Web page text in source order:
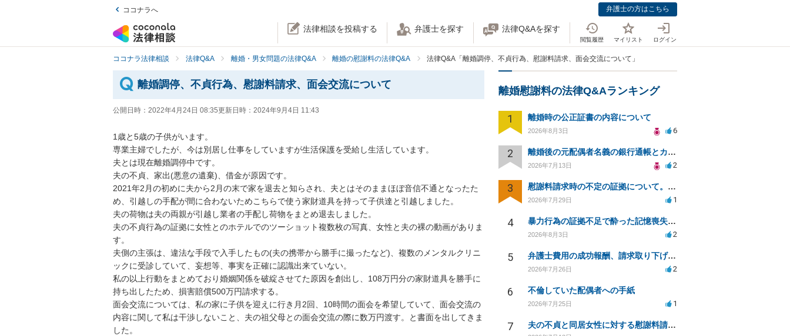
ココナラへ 弁護士の方はこちら
法律相談を投稿する 弁護士を探す 法律Q&Aを探す
閲覧履歴 マイリスト ログイン
ココナラ法律相談 法律Q&A 離婚・男女問題の法律Q&A 離婚の慰謝料の法律Q&A 法律Q&A「離婚調停、不貞行為、慰謝料請求、面会交流について」
離婚調停、不貞行為、慰謝料請求、面会交流について
公開日時： 2022年4月24日 08:35更新日時： 2024年9月4日 11:43
1歳と5歳の子供がいます。
専業主婦でしたが、今は別居し仕事をしていますが生活保護を受給し生活しています。
夫とは現在離婚調停中です。
夫の不貞、家出(悪意の遺棄)、借金が原因です。
2021年2月の初めに夫から2月の末で家を退去と知らされ、夫とはそのままほぼ音信不通となったた
め、引越しの手配が間に合わないためこちらで使う家財道具を持って子供達と引越しました。
夫の荷物は夫の両親が引越し業者の手配し荷物をまとめ退去しました。
夫の不貞行為の証拠に女性とのホテルでのツーショット複数枚の写真、女性と夫の裸の動画がありま
す。
夫側の主張は、違法な手段で入手したもの(夫の携帯から勝手に撮ったなど)、複数のメンタルクリニ
ックに受診していて、妄想等、事実を正確に認識出来ていない。
私の以上行動をまとめており婚姻関係を破綻させてた原因を創出し、108万円分の家財道具を勝手に
持ち出したため、損害賠償500万円請求する。
面会交流については、私の家に子供を迎えに行き月2回、10時間の面会を希望していて、面会交流の
内容に関して私は干渉しないこと、夫の祖父母との面会交流の際に数万円渡す。と書面を出してきま
した。
離婚慰謝料の法律Q&Aランキング
1 離婚時の公正証書の内容について
2026年8月3日 6
2 離婚後の元配偶者名義の銀行通帳とカードの処分方法について
2026年7月13日 2
3 慰謝料請求時の不定の証拠について。効力があるのか知りたい。
2026年7月29日 1
4 暴力行為の証拠不足で酔った記憶喪失が認められるか？
2026年8月3日 2
5 弁護士費用の成功報酬、請求取り下げで減額可能か？
2026年7月26日 2
6 不倫していた配偶者への手紙
2026年7月25日 1
7 夫の不貞と同居女性に対する慰謝料請求の可能性について相談